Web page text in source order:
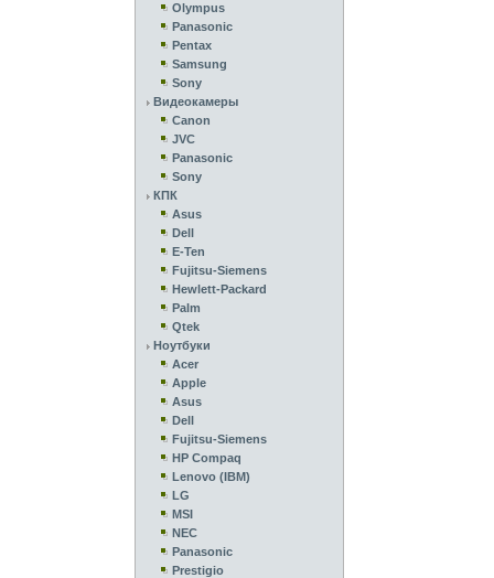
Olympus
Panasonic
Pentax
Samsung
Sony
Видеокамеры
Canon
JVC
Panasonic
Sony
КПК
Asus
Dell
E-Ten
Fujitsu-Siemens
Hewlett-Packard
Palm
Qtek
Ноутбуки
Acer
Apple
Asus
Dell
Fujitsu-Siemens
HP Compaq
Lenovo (IBM)
LG
MSI
NEC
Panasonic
Prestigio